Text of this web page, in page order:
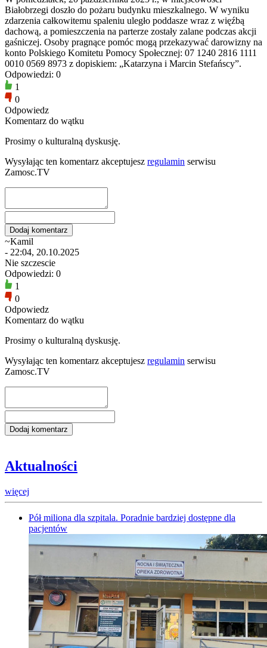
Białobrzegi doszło do pożaru budynku mieszkalnego. W wyniku
zdarzenia całkowitemu spaleniu uległo poddasze wraz z więźbą
dachową, a pomieszczenia na parterze zostały zalane podczas akcji
gaśniczej. Osoby pragnące pomóc mogą przekazywać darowizny na
konto Polskiego Komitetu Pomocy Społecznej: 07 1240 2816 1111
0010 0569 8973 z dopiskiem: „Katarzyna i Marcin Stefańscy”.
Odpowiedzi: 0
1
0
Odpowiedz
Komentarz do wątku
Prosimy o kulturalną dyskusję.
Wysyłając ten komentarz akceptujesz regulamin serwisu
Zamosc.TV
~Kamil
- 22:04, 20.10.2025
Nie szczescie
Odpowiedzi: 0
1
0
Odpowiedz
Komentarz do wątku
Prosimy o kulturalną dyskusję.
Wysyłając ten komentarz akceptujesz regulamin serwisu
Zamosc.TV
Aktualności
więcej
Pół miliona dla szpitala. Poradnie bardziej dostępne dla
pacjentów